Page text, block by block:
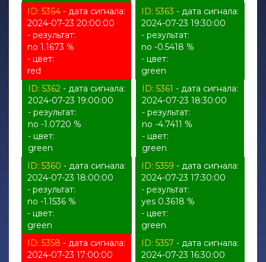
ID: 5364 - дата сигнала:
2024-07-23 20:00:00
- результат:
no 1.1673 %
- цвет:
red
ID: 5363 - дата сигнала:
2024-07-23 19:30:00
- результат:
no -0.5418 %
- цвет:
green
ID: 5362 - дата сигнала:
2024-07-23 19:00:00
- результат:
no -1.0720 %
- цвет:
green
ID: 5361 - дата сигнала:
2024-07-23 18:30:00
- результат:
no -4.7411 %
- цвет:
green
ID: 5360 - дата сигнала:
2024-07-23 18:00:00
- результат:
no -1.1536 %
- цвет:
green
ID: 5359 - дата сигнала:
2024-07-23 17:30:00
- результат:
yes 0.3618 %
- цвет:
green
ID: 5358 - дата сигнала:
2024-07-23 17:00:00
ID: 5357 - дата сигнала:
2024-07-23 16:30:00